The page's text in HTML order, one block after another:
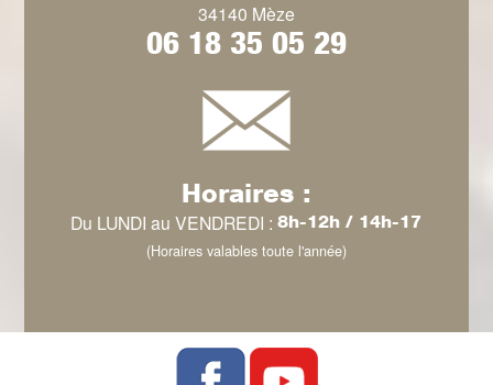
34140 Mèze
06 18 35 05 29
Horaires :
Du LUNDI au VENDREDI :8h-12h / 14h-17
(Horaires valables toute l'année)